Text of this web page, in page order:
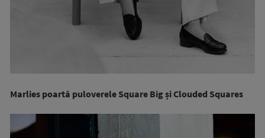
Marlies poartă puloverele Square Big și Clouded Squares